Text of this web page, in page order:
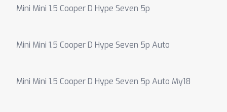
Mini Mini 1.5 Cooper D Hype Seven 5p
Mini Mini 1.5 Cooper D Hype Seven 5p Auto
Mini Mini 1.5 Cooper D Hype Seven 5p Auto My18